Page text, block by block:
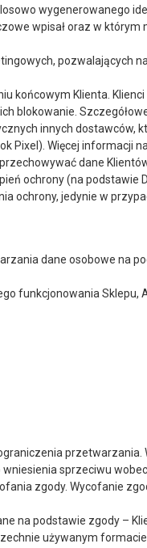
wygenerowanego
wpisał oraz w
pozwalających
Klienta.
blokowanie.
innych dostawców,
Pixel). Więcej informacji
dane
ochrony (na podstawie
ochrony, jedynie w
dane osobowe na
funkcjonowania
sprzeciwu
zgody. Wycofanie
na podstawie zgody –
używanym